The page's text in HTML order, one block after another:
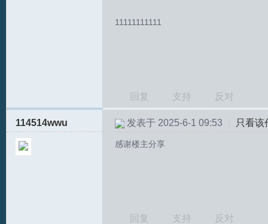
11111111111
回复 支持 反对
114514wwu 发表于 2025-6-1 09:53 只看该
感谢楼主分享
回复 支持 反对